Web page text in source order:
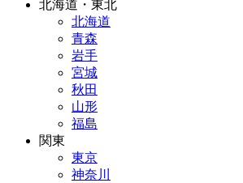
北海道・東北
北海道
青森
岩手
宮城
秋田
山形
福島
関東
東京
神奈川